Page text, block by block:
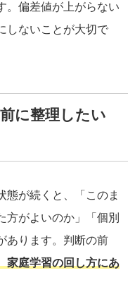
。偏差値が上がらない
しないことが大切で
に整理したい
態が続くと、「このま
方がよいのか」「個別
あります。判断の前
家庭学習の回し方にあ